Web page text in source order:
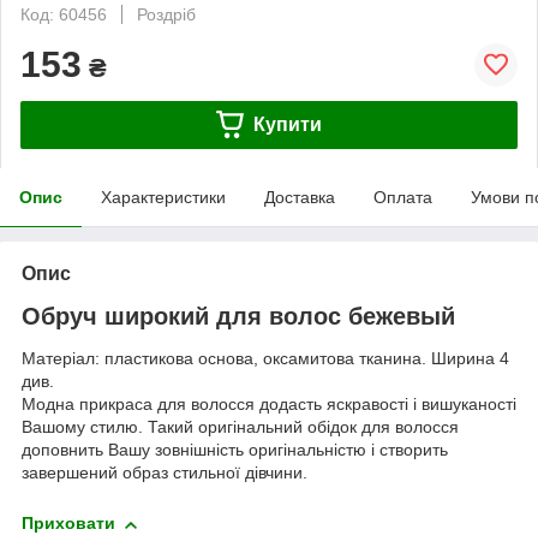
Код: 60456
Роздріб
153 ₴
Купити
Опис Характеристики Доставка Оплата Умови
Опис
Обруч широкий для волос бежевый
Матеріал: пластикова основа, оксамитова тканина. Ширина 4
див.
Модна прикраса для волосся додасть яскравості і вишуканості
Вашому стилю. Такий оригінальний обідок для волосся
доповнить Вашу зовнішність оригінальністю і створить
завершений образ стильної дівчини.
Приховати